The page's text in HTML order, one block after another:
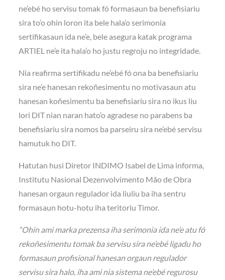
ne’ebé ho servisu tomak fó formasaun ba benefisiariu
sira to’o ohin loron ita bele hala’o serimonia
sertifikasaun ida ne’e, bele asegura katak programa
ARTIEL ne’e ita hala’o ho justu regroju no integridade.
Nia reafirma sertifikadu ne’ebé fó ona ba benefisiariu
sira ne’e hanesan rekoñesimentu no motivasaun atu
hanesan koñesimentu ba benefisiariu sira no ikus liu
lori DIT nian naran hato’o agradese no parabens ba
benefisiariu sira nomos ba parseiru sira ne’ebé servisu
hamutuk ho DIT.
Hatutan husi Diretor INDIMO Isabel de Lima informa,
Institutu Nasional Dezenvolvimento Mão de Obra
hanesan orgaun regulador ida liuliu ba iha sentru
formasaun hotu-hotu iha teritoriu Timor.
“Ohin ami marka prezensa iha serimonia ida ne’e atu fó
rekoñesimentu tomak ba servisu sira ne’ebé ligadu ho
formasaun profisional hanesan orgaun regulador
servisu sira halo, iha ami nia sistema ne’ebé regurosu